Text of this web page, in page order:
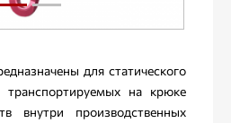
для статического
транспортируемых на крюке
внутри производственных